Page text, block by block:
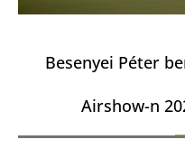
Besenyei Péter
Airshow-n